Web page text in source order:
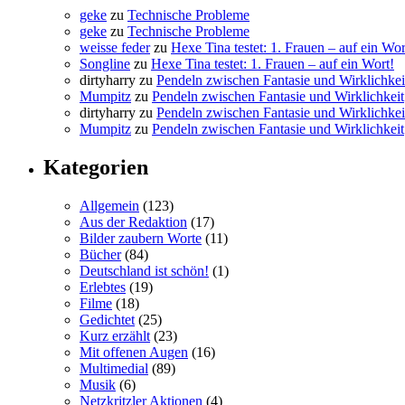
geke zu Technische Probleme
geke zu Technische Probleme
weisse federzu Hexe Tina testet: 1. Frauen – auf ein
Songline zu Hexe Tina testet: 1. Frauen – auf ein Wort!
dirtyharry zu Pendeln zwischen Fantasie und
Mumpitz zu Pendeln zwischen Fantasie und Wirklichkeit
dirtyharry zu Pendeln zwischen Fantasie und
Mumpitz zu Pendeln zwischen Fantasie und Wirklichkeit
Kategorien
Allgemein (123)
Aus der Redaktion (17)
Bilder zaubern Worte (11)
Bücher(84)
Deutschland ist schön! (1)
Erlebtes (19)
Filme (18)
Gedichtet (25)
Kurz erzählt (23)
Mit offenen Augen (16)
Multimedial (89)
Musik (6)
Netzkritzler Aktionen (4)